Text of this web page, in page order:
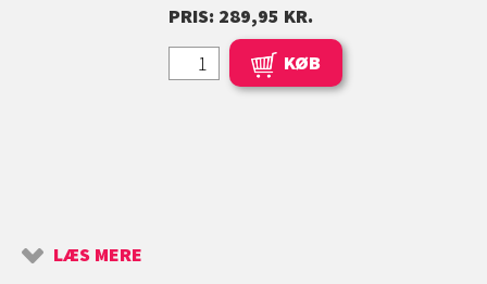
PRIS: 289,95 KR.
KØB
LÆS MERE